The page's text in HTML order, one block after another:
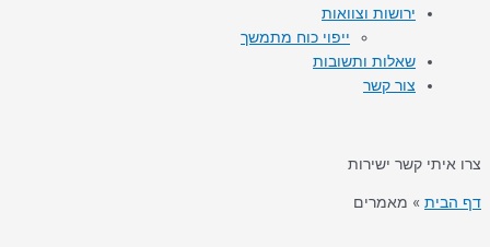
ירושות וצוואות
ייפוי כוח מתמשך
שאלות ותשובות
צור קשר
צרו איתי קשר ישירות
דף הבית » מאמרים